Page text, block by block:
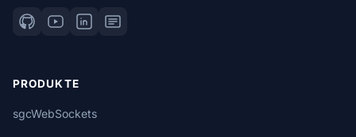
PRODUKTE
sgcWebSockets